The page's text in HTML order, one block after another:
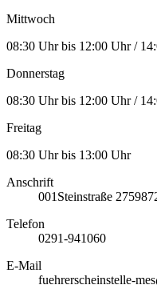
Mittwoch
08:30 Uhr bis 12:00 Uhr /
Donnerstag
08:30 Uhr bis 12:00 Uhr /
Freitag
08:30 Uhr bis 13:00 Uhr
Anschrift
001 Steinstraße 27
Telefon
0291-941060
E-Mail
fuehrerscheinstelle-